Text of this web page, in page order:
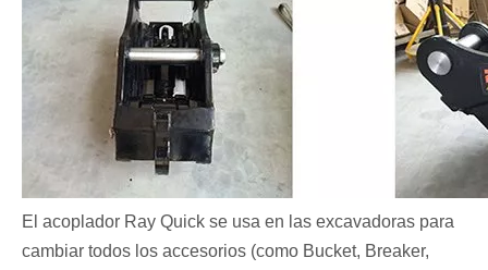
El acoplador Ray Quick se usa en las excavadoras para
cambiar todos los accesorios (como Bucket, Breaker,